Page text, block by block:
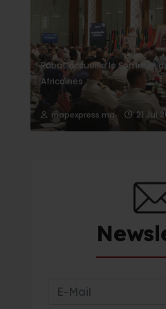
Rabat accueille le Sommet
Africaines
mapexpress.ma 21 Jul